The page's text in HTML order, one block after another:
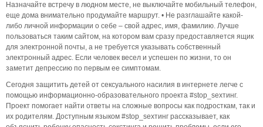
Назначайте встречу в людном месте, не выключайте мобильный телефон,
еще дома внимательно продумайте маршрут. • Не разглашайте какой-
либо личной информации о себе – свой адрес, имя, фамилию. Лучше
пользоваться таким сайтом, на котором вам сразу предоставляется ящик
для электронной почты, а не требуется указывать собственный
электронный адрес. Если человек весел и успешен по жизни, то он
заметит депрессию по первым ее симптомам.
Сегодня защитить детей от сексуального насилия в интернете легче с
помощью информационно-образовательного проекта #stop_sexтинг.
Проект помогает найти ответы на сложные вопросы как подросткам, так и
их родителям. Доступным языком #stop_sexтинг рассказывает, как